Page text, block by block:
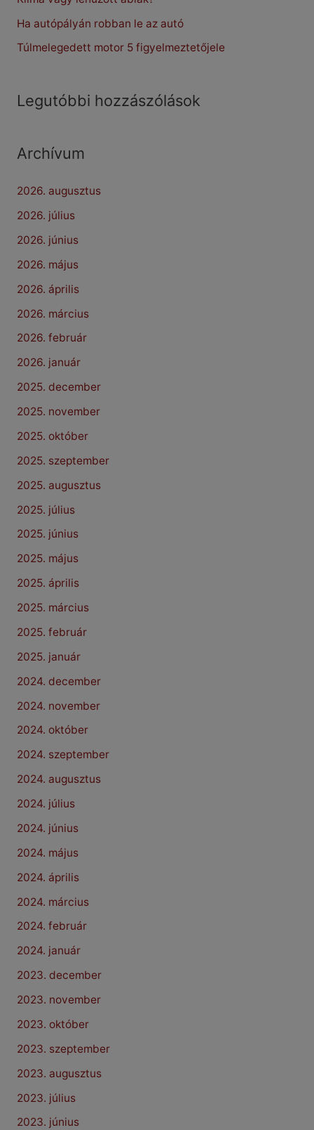
rHa autópályán robban le az autó
Túlmelegedett motor 5 figyelmeztetőjele
Legutóbbi hozzászólások
Archívum
2026. augusztus
2026. július
2026. június
2026. május
2026. április
2026. március
2026. február
2026. január
2025. december
2025. november
2025. október
2025. szeptember
2025. augusztus
2025. július
2025. június
2025. május
2025. április
2025. március
2025. február
2025. január
2024. december
2024. november
2024. október
2024. szeptember
2024. augusztus
2024. július
2024. június
2024. május
2024. április
2024. március
2024. február
2024. január
2023. december
2023. november
2023. október
2023. szeptember
2023. augusztus
2023. július
2023. június